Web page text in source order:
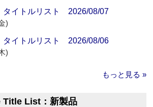
タイトルリスト 2026/08/07
)
タイトルリスト 2026/08/06
)
もっと見る »
Title List：新製品